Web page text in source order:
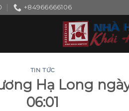
+84966666106
TIN TỨC
Hạ Long
06:01